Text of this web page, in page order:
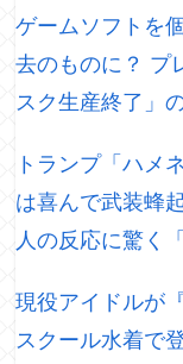
ゲームソフトを
去のものに？ プ
スク生産終了」
トランプ「ハメ
は喜んで武装蜂
人の反応に驚く
現役アイドルが
スクール水着で